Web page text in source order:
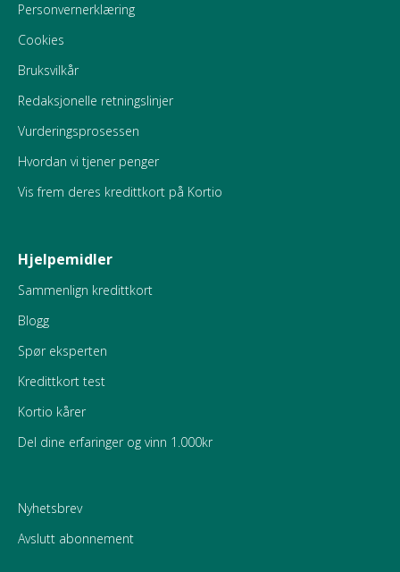
Personvernerklæring
Cookies
Bruksvilkår
Redaksjonelle retningslinjer
Vurderingsprosessen
Hvordan vi tjener penger
Vis frem deres kredittkort på Kortio
Hjelpemidler
Sammenlign kredittkort
Blogg
Spør eksperten
Kredittkort test
Kortio kårer
Del dine erfaringer og vinn 1.000kr
Nyhetsbrev
Avslutt abonnement